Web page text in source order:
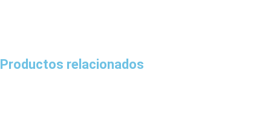
Productos relacionados